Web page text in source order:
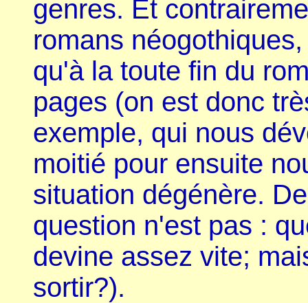
genres. Et
romans
qu'à la toute fin du
pages (on est donc
exemple, qui nous
moitié pour ensuite
situation dégénère.
question n'est pas :
devine assez vite;
sortir?).